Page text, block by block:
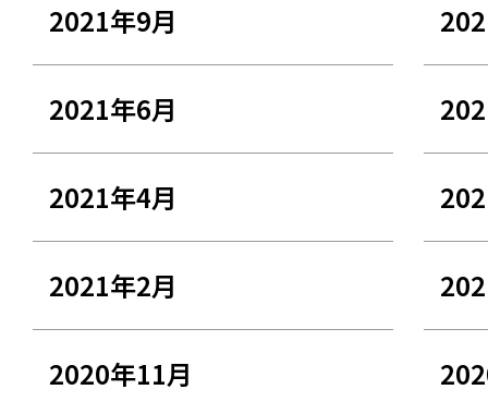
2021年9月
2021年6月
2021年4月
2021年2月
2020年11月